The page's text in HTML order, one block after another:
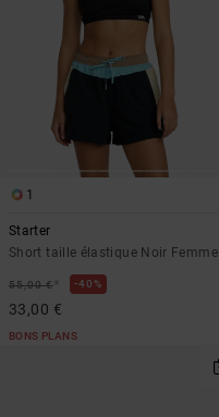
1
Starter
Short taille élastique Noir Femme
55,00 €* 40%
33,00 €
BONS PLANS